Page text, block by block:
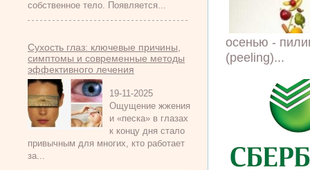
собственное тело. Появляется...
Сухость глаз: ключевые причины,
симптомы и современные методы
эффективного лечения
19-11-2025
Ощущение жжения
и «песка» в глазах
к концу дня стало
привычным для многих, кто работает
за...
осенью -
(peeling)...